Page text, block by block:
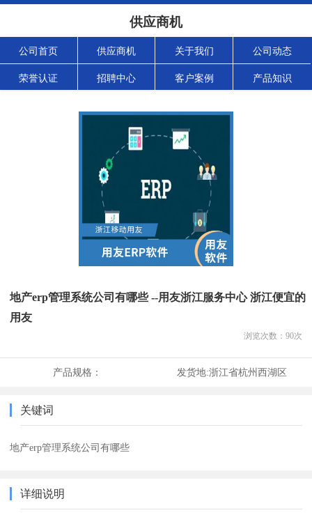
供应商机
公司首页 供应商机 关于我们 公司动态
荣誉认证 招聘中心 客户案例 产品知识
地产erp管理系统公司有哪些 --用友浙江服务中心 浙江便宜的
用友
浏览次数： 90次
产品规格： 发货地:浙江省杭州西湖区
关键词
地产erp管理系统公司有哪些
详细说明